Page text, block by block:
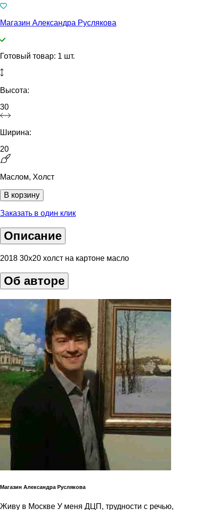
Магазин Александра Руслякова
Готовый товар: 1 шт.
Высота:
30
Ширина:
20
Маслом, Холст
В корзину
Заказать в один клик
Описание
2018 30х20 холст на картоне масло
Об авторе
Магазин Александра Руслякова
Живу в Москве У меня ДЦП, трудности с речью,